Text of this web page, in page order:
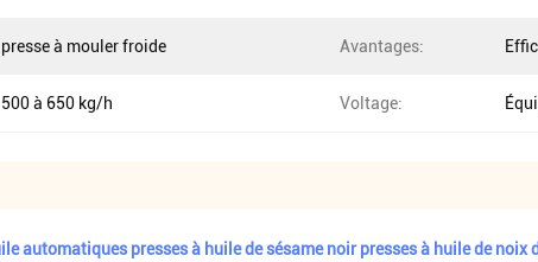
presse à mouler froide Avantages:
500 à 650 kg/h Voltage:
automatiques presses à huile de sésame noir presses à huile de noix